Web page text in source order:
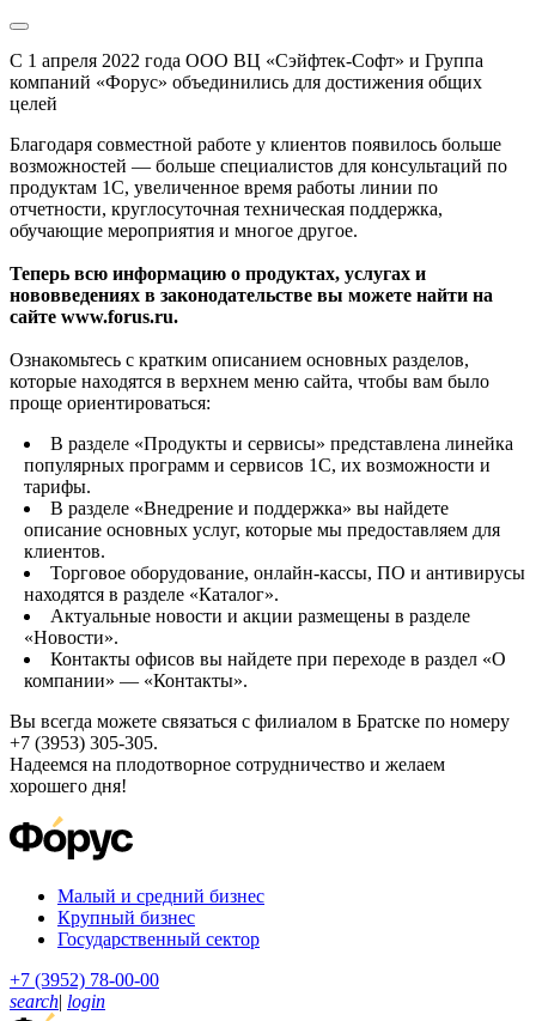
С 1 апреля 2022 года ООО ВЦ «Сэйфтек-Софт» и Группа
компаний «Форус» объединились для достижения общих
целей
Благодаря совместной работе у клиентов появилось больше
возможностей — больше специалистов для консультаций по
продуктам 1С, увеличенное время работы линии по
отчетности, круглосуточная техническая поддержка,
обучающие мероприятия и многое другое.
Теперь всю информацию о продуктах, услугах и
нововведениях в законодательстве вы можете найти на
сайте www.forus.ru.
Ознакомьтесь с кратким описанием основных разделов,
которые находятся в верхнем меню сайта, чтобы вам было
проще ориентироваться:
В разделе «Продукты и сервисы» представлена линейка
популярных программ и сервисов 1С, их возможности и
тарифы.
В разделе «Внедрение и поддержка» вы найдете
описание основных услуг, которые мы предоставляем для
клиентов.
Торговое оборудование, онлайн-кассы, ПО и антивирусы
находятся в разделе «Каталог».
Актуальные новости и акции размещены в разделе
«Новости».
Контакты офисов вы найдете при переходе в раздел «О
компании» — «Контакты».
Вы всегда можете связаться с филиалом в Братске по номеру
+7 (3953) 305-305.
Надеемся на плодотворное сотрудничество и желаем
хорошего дня!
Малый и средний бизнес
Крупный бизнес
Государственный сектор
+7 (3952) 78-00-00
search| login